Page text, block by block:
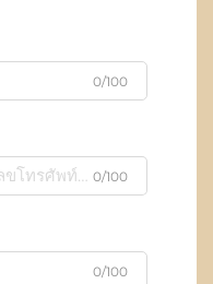
0/100
0/100
0/100